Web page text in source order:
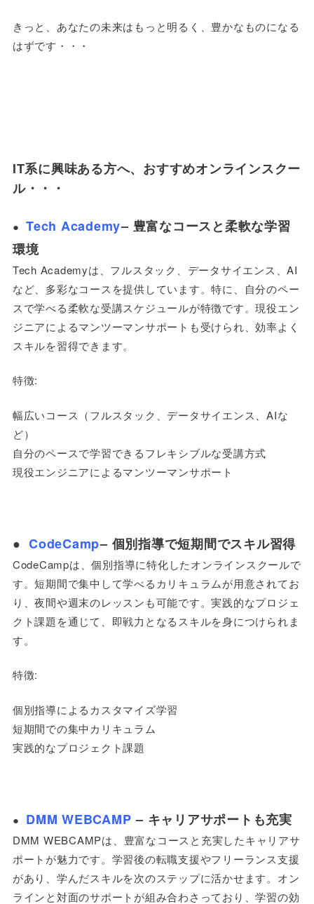
きっと、あなたの未来はもっと明るく、豊かなものになる
はずです・・・
IT系に興味ある方へ、おすすめオンラインスクー
ル・・・
●Tech Academy– 豊富なコースと柔軟な学習
環境
Tech Academyは、フルスタック、データサイエンス、AI
など、多彩なコースを提供しています。特に、自分のペー
スで学べる柔軟な受講スケジュールが特徴です。現役エン
ジニアによるマンツーマンサポートも受けられ、効率よく
スキルを習得できます。
特徴:
幅広いコース（フルスタック、データサイエンス、AIな
ど）
自分のペースで学習できるフレキシブルな受講方式
現役エンジニアによるマンツーマンサポート
●CodeCamp– 個別指導で短期間でスキル習得
CodeCampは、個別指導に特化したオンラインスクールで
す。短期間で集中して学べるカリキュラムが用意されてお
り、夜間や週末のレッスンも可能です。実践的なプロジェ
クト課題を通じて、即戦力となるスキルを身につけられま
す。
特徴:
個別指導によるカスタマイズ学習
短期間での集中カリキュラム
実践的なプロジェクト課題
● DMM WEBCAMP – キャリアサポートも充実
DMM WEBCAMPは、豊富なコースと充実したキャリアサ
ポートが魅力です。学習後の転職支援やフリーランス支援
があり、学んだスキルを次のステップに活かせます。オン
ラインと対面のサポートが組み合わさっており、学習の効